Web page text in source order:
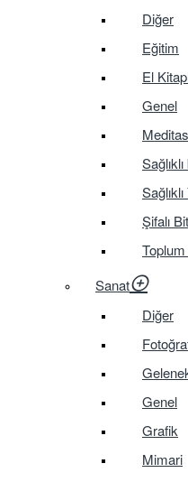
Diğer
Eğitim
El
Genel
Şifalı
Toplum
Sanat
Diğer
Genel
Grafik
Mimari